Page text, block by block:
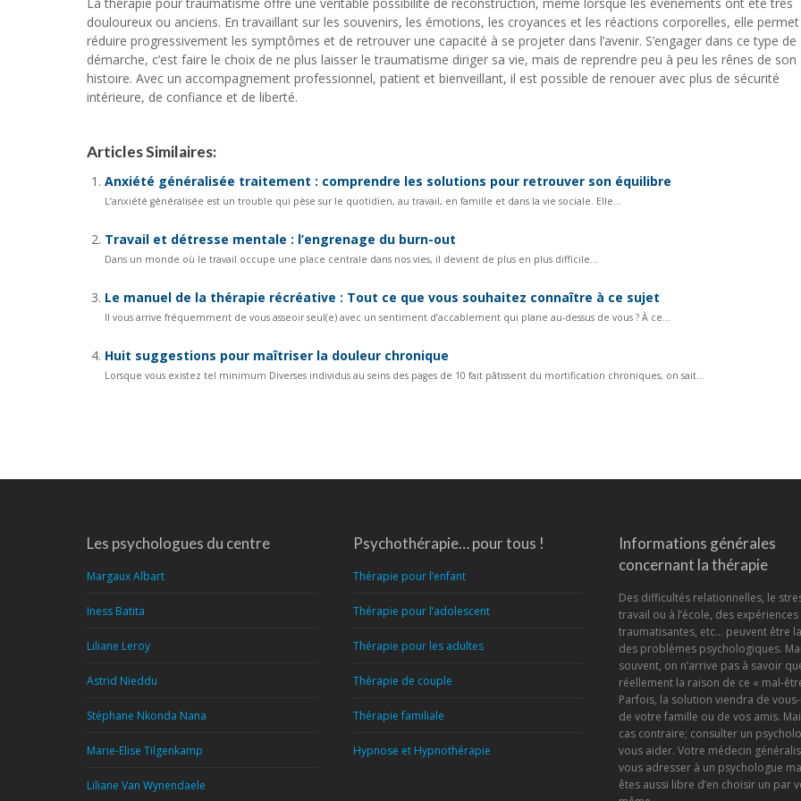
douloureux ou anciens. En travaillant sur les souvenirs, les émotions, les croyances et les réactions corporelles, elle
réduire progressivement les symptômes et de retrouver une capacité à se projeter dans l’avenir. S’engager dans ce type de
démarche, c’est faire le choix de ne plus laisser le traumatisme diriger sa vie, mais de reprendre peu à peu les rênes de son
histoire. Avec un accompagnement professionnel, patient et bienveillant, il est possible de renouer avec plus de sécurité
intérieure, de confiance et de liberté.
Articles Similaires:
Anxiété généralisée traitement : comprendre les solutions pour retrouver son équilibre
L’anxiété généralisée est un trouble qui pèse sur le quotidien, au travail, en famille et dans la vie sociale. Elle...
Travail et détresse mentale : l’engrenage du burn-out
Dans un monde où le travail occupe une place centrale dans nos vies, il devient de plus en plus difficile...
Le manuel de la thérapie récréative : Tout ce que vous souhaitez connaître à ce sujet
Il vous arrive fréquemment de vous asseoir seul(e) avec un sentiment d’accablement qui plane au-dessus de vous ? À ce...
Huit suggestions pour maîtriser la douleur chronique
Lorsque vous existez tel minimum Diverses individus au seins des pages de 10 fait pâtissent du mortification chroniques, on sait...
Les psychologues du centre
Margaux Albart
Iness Batita
Liliane Leroy
Astrid Nieddu
Stéphane Nkonda Nana
Marie-Elise Tilgenkamp
Liliane Van Wynendaele
Psychothérapie… pour tous !
Thérapie pour l’enfant
Thérapie pour l’adolescent
Thérapie pour les adultes
Thérapie de couple
Thérapie familiale
Hypnose et Hypnothérapie
Informations générales
concernant la thérapie
Des difficultés relationnelles, le
travail ou à l’école, des expériences
traumatisantes, etc… peuvent être
des problèmes psychologiques.
souvent, on n’arrive pas à savoir
réellement la raison de ce « mal-
Parfois, la solution viendra de
de votre famille ou de vos amis.
cas contraire; consulter un
vous aider. Votre médecin
vous adresser à un psychologue
êtes aussi libre d’en choisir un par